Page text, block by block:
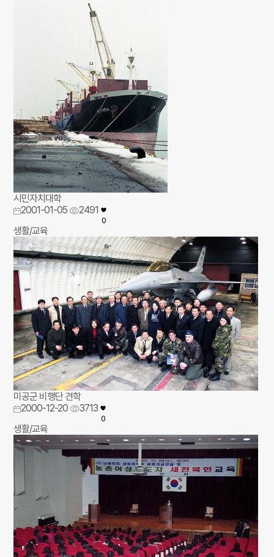
시민자치대학
2001-01-05
2491
0
생활/교육
미공군 비행단 견학
2000-12-20
3713
0
생활/교육